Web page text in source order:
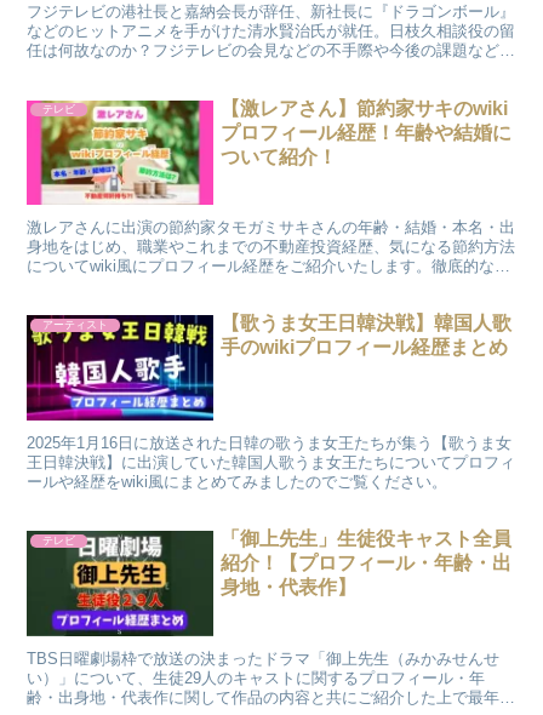
フジテレビの港社長と嘉納会長が辞任、新社長に『ドラゴンボール』
などのヒットアニメを手がけた清水賢治氏が就任。日枝久相談役の留
任は何故なのか？フジテレビの会見などの不手際や今後の課題など、
テレビ
【激レアさん】節約家サキのwiki
プロフィール経歴！年齢や結婚に
ついて紹介！
激レアさんに出演の節約家タモガミサキさんの年齢・結婚・本名・出
身地をはじめ、職業やこれまでの不動産投資経歴、気になる節約方法
についてwiki風にプロフィール経歴をご紹介いたします。徹底的な節
アーティスト
【歌うま女王日韓決戦】韓国人歌
手のwikiプロフィール経歴まとめ
2025年1月16日に放送された日韓の歌うま女王たちが集う【歌うま女
王日韓決戦】に出演していた韓国人歌うま女王たちについてプロフィ
ールや経歴をwiki風にまとめてみましたのでご覧ください。
テレビ
「御上先生」生徒役キャスト全員
紹介！【プロフィール・年齢・出
身地・代表作】
TBS日曜劇場枠で放送の決まったドラマ「御上先生（みかみせんせ
い）」について、生徒29人のキャストに関するプロフィール・年
齢・出身地・代表作に関して作品の内容と共にご紹介した上で最年